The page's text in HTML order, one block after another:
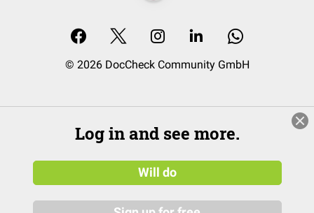
© 2026 DocCheck Community GmbH
Log in and see more.
Will do